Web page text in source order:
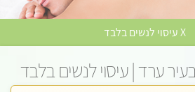
X עיסוי לנשים בלבד
ערד | עיסוי לנשים בלבד